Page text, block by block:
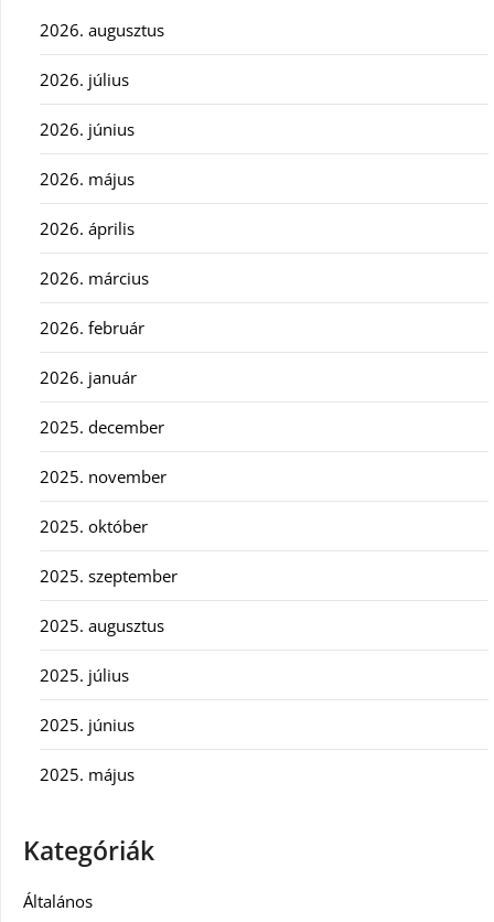
2026. augusztus
2026. július
2026. június
2026. május
2026. április
2026. március
2026. február
2026. január
2025. december
2025. november
2025. október
2025. szeptember
2025. augusztus
2025. július
2025. június
2025. május
Kategóriák
Általános